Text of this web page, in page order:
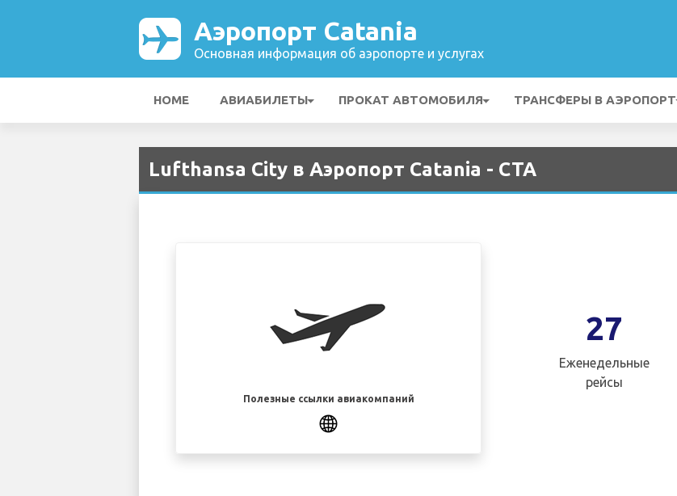
Аэропорт Catania
Основная информация об аэропорте и услугах
HOME АВИАБИЛЕТЫ ПРОКАТ АВТОМОБИЛЯ ТРАНСФЕРЫ В АЭРОПОРТ
Lufthansa City в Аэропорт Catania - CTA
Полезные ссылки авиакомпаний
27
Еженедельные
рейсы